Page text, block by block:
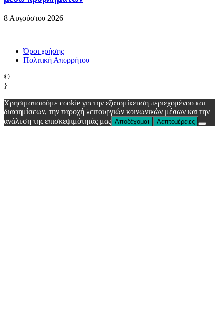
8 Αυγούστου 2026
Όροι χρήσης
Πολιτική Απορρήτου
©
}
Χρησιμοποιούμε cookie για την εξατομίκευση περιεχομένου και
διαφημίσεων, την παροχή λειτουργιών κοινωνικών μέσων και την
ανάλυση της επισκεψιμότητάς μας Αποδέχομαι Λεπτομέρειες